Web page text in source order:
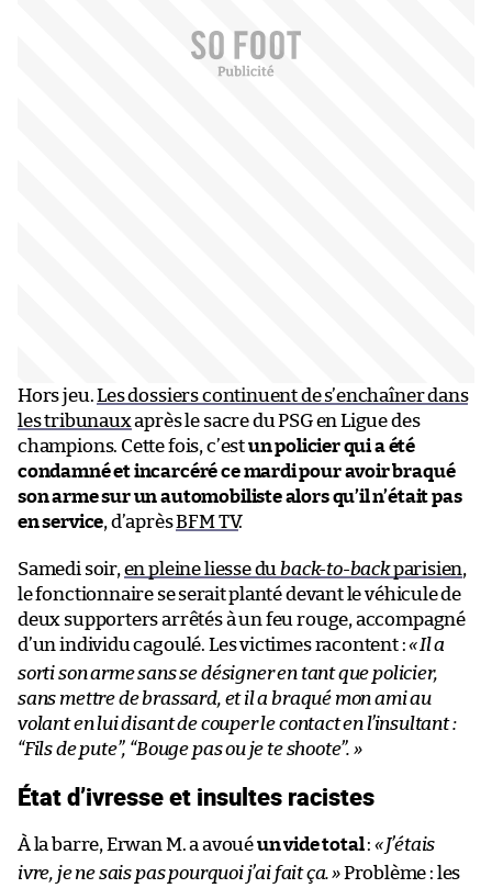
Hors jeu.Les dossiers continuent de s’enchaîner dans
les tribunauxaprès le sacre du PSG en Ligue des
champions. Cette fois, c’estun policier qui a été
condamné et incarcéré ce mardi pour avoir braqué
son arme sur un automobiliste alors qu’il n’était pas
en service, d’aprèsBFM TV.
Samedi soir, en pleine liesse du back-to-backparisien,
le fonctionnaire se serait planté devant le véhicule de
deux supporters arrêtés à un feu rouge, accompagné
d’un individu cagoulé. Les victimes racontent :«Il a
sorti son arme sans se désigner en tant que policier,
sans mettre de brassard, et il a braqué mon ami au
volant en lui disant de couper le contact en l’insultant :
“Fils de pute”, “Bouge pas ou je te shoote”. »
État d’ivresse et insultes racistes
À la barre, Erwan M. a avouéun vide total: «J’étais
ivre, je ne sais pas pourquoi j’ai fait ça.»Problème : les